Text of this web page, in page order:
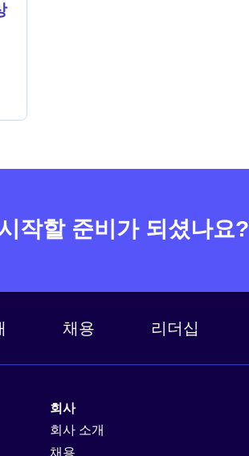
작할 준비가 되셨나요?
채용 리더십
회사
회사 소개
채용